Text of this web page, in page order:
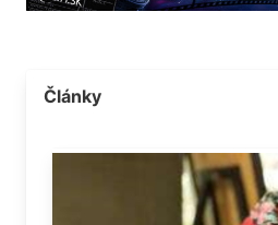
Články